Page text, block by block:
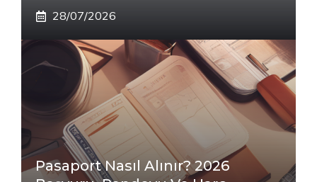
28/07/2026
Pasaport Nasıl Alınır? 2026